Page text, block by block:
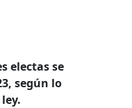
electas se
según lo